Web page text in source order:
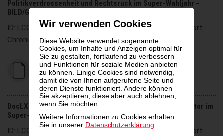
Wir verwenden Cookies
Diese Website verwendet sogenannte
Cookies, um Inhalte und Anzeigen optimal für
Sie zu gestalten, fortlaufend zu verbessern
und Funktionen für soziale Medien anbieten
zu können. Einige Cookies sind notwendig,
damit die von Ihnen aufgerufene Seite und
deren Dienste funktioniert. Andere können
Sie akzeptieren, diese aber auch ablehnen,
wenn Sie möchten.
Weitere Informationen zu Cookies erhalten
Sie in unserer Datenschutzerklärung
Politikverdrossenheit und Rechtsruck im Super-Wahljahr –
BILD/GRAFIK
ID: LCG24172 | 22.05.2024 | Kunde: DocLX Holding | Ressort:
Chronik Österreich | APA-OTS-Meldung
DocLX und Marketagent präsentieren Jugend Trend Monitor im
Super-Wahljahr
ID: LCG24167 | 21.05.2024 | Kunde: DocLX Holding | Ressort: